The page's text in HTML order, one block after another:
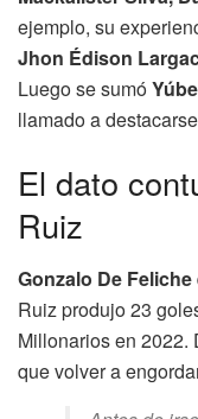
ejemplo, su
Jhon Édison
Luego se sumó
llamado a
El dato
Ruiz
Gonzalo De Feliche
Ruiz produjo 23
Millonarios en 2022.
que volver a